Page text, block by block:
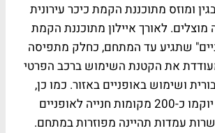
ומוזס מתוכננת הקמת כיכר עירונית
לאורך איילון מתוכננת הקמת
שתגיע עד המתחם, כחלק מתפיסה
את הקטנת השימוש ברכב הפרטי
ושימוש באופניים באזור. כמו כן,
במסגרת התוכנית יוקמו כ-200 מקומות חנייה לאופניים
עמדות תהיינה מפוזרות במתחם.